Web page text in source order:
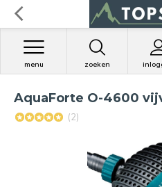
zoeken
menu
AquaForte O-4600
(2)